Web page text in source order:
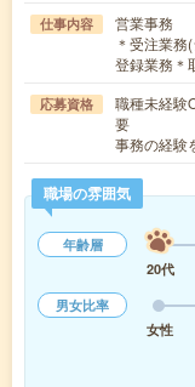
仕事内容
営業事務
＊受注業
登録業務＊
応募資格
職種未経験
要
事務の経験
職場の雰囲気
年齢層
20代
男女比率
女性